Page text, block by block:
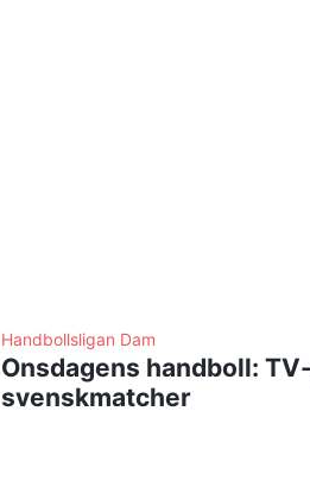
Handbollsligan Dam
Onsdagens handboll:
svenskmatcher